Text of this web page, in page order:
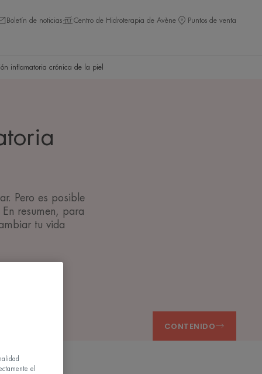
Boletín de noticias Centro de Hidroterapia de Avène Puntos de venta
inflamatoria crónica de la piel
Pero es posible
resumen, para
tu vida
CONTENIDO
el